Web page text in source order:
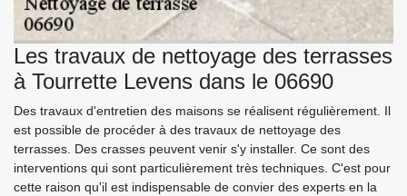
Les travaux de nettoyage des terrasses
à Tourrette Levens dans le 06690
Des travaux d'entretien des maisons se réalisent régulièrement. Il
est possible de procéder à des travaux de nettoyage des
terrasses. Des crasses peuvent venir s'y installer. Ce sont des
interventions qui sont particulièrement très techniques. C'est pour
cette raison qu'il est indispensable de convier des experts en la